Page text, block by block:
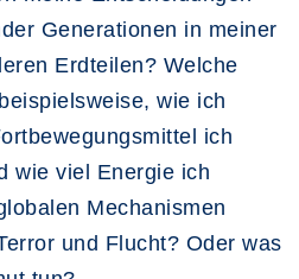
Generationen in meiner
Erdteilen? Welche
wie ich
ich
wie viel Energie ich
Mechanismen
und Flucht? Oder was